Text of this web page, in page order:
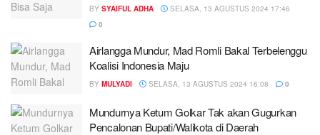
BY SYAIFUL ADHA
SELASA, 13 AGUSTUS 2024 17:46
0
Airlangga Mundur, Mad Romli Bakal Terbelenggu
Koalisi Indonesia Maju
BY MULYADI SELASA, 13 AGUSTUS 2024 16:08 0
Mundurnya Ketum Golkar Tak akan Gugurkan
Pencalonan Bupati/Walikota di Daerah